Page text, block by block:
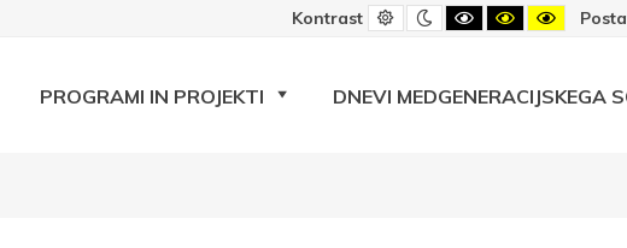
Kontrast Privzeti
kontrast
Nočni
kontrast
Črno-
beli
Črno-
rumeničrni
PROGRAMI IN PROJEKTI DNEVI MEDGENERACIJSKEGA